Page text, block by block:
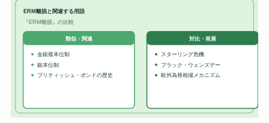
ERM離脱と関連する用語
『ERM離脱』の比較
類似・関連
金銀複本位制
銀本位制
ブリティッシュ・ポンドの歴史
対比・発展
スターリング危機
ブラック・ウェンズデー
欧州為替相場メカニズム